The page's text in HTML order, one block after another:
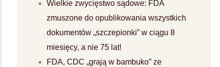
Wielkie zwycięstwo sądowe: FDA
zmuszone do opublikowania wszystkich
dokumentów „szczepionki” w ciągu 8
miesięcy, a nie 75 lat!
FDA, CDC „grają w bambuko” ze